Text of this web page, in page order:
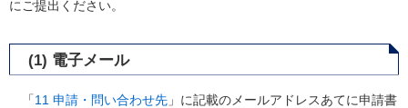
にご提出ください。
(1) 電子メール
「11 申請・問い合わせ先 」に記載のメールアドレスあてに申請書